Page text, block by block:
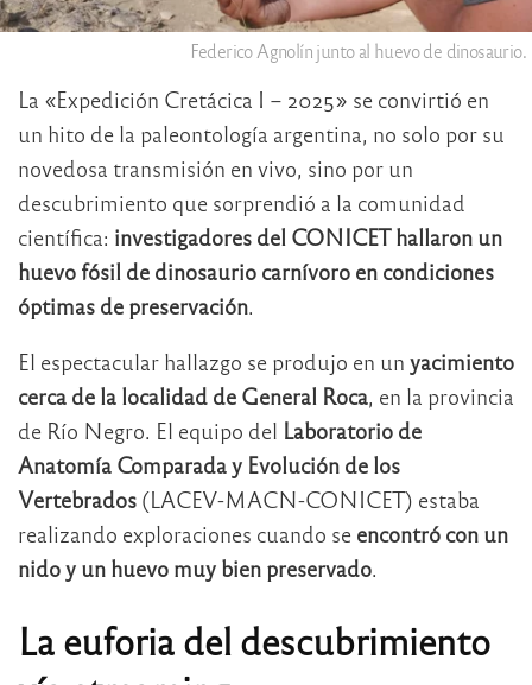
Federico Agnolín junto al huevo de dinosaurio.
La «Expedición Cretácica I – 2025» se convirtió en
un hito de la paleontología argentina, no solo por su
novedosa transmisión en vivo, sino por un
descubrimiento que sorprendió a la comunidad
científica: investigadores del CONICET hallaron un
huevo fósil de dinosaurio carnívoro en condiciones
óptimas de preservación.
El espectacular hallazgo se produjo en un yacimiento
cerca de la localidad de General Roca, en la provincia
de Río Negro. El equipo del Laboratorio de
Anatomía Comparada y Evolución de los
Vertebrados (LACEV-MACN-CONICET) estaba
realizando exploraciones cuando se encontró con un
nido y un huevo muy bien preservado.
La euforia del descubrimiento